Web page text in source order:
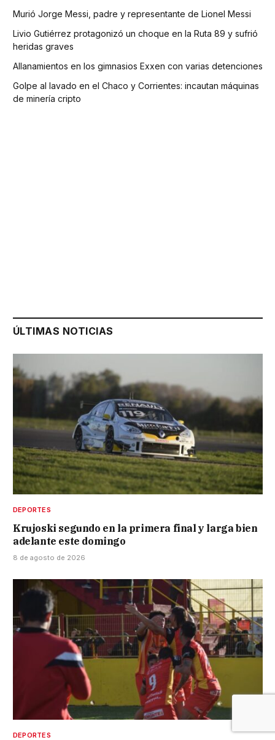
Murió Jorge Messi, padre y representante de Lionel Messi
Livio Gutiérrez protagonizó un choque en la Ruta 89 y sufrió
heridas graves
Allanamientos en los gimnasios Exxen con varias detenciones
Golpe al lavado en el Chaco y Corrientes: incautan máquinas
de minería cripto
ÚLTIMAS NOTICIAS
DEPORTES
Krujoski segundo en la primera final y larga bien
adelante este domingo
8 de agosto de 2026
DEPORTES